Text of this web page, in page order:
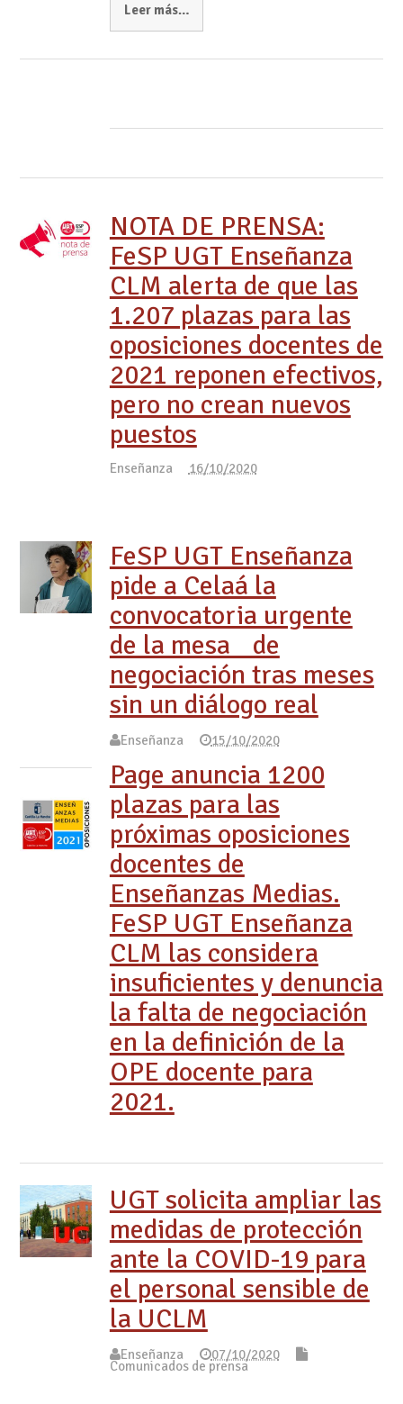
Leer más…
NOTA DE PRENSA:
FeSP UGT Enseñanza
CLM alerta de que las
1.207 plazas para las
oposiciones docentes de
2021 reponen efectivos,
pero no crean nuevos
puestos
Enseñanza 16/10/2020
FeSP UGT Enseñanza
pide a Celaá la
convocatoria urgente
de la mesa de
negociación tras meses
sin un diálogo real
Enseñanza 15/10/2020
Page anuncia 1200
plazas para las
próximas oposiciones
docentes de
Enseñanzas Medias.
FeSP UGT Enseñanza
CLM las considera
insuficientes y denuncia
la falta de negociación
en la definición de la
OPE docente para
2021.
UGT solicita ampliar las
medidas de protección
ante la COVID-19 para
el personal sensible de
la UCLM
Enseñanza 07/10/2020
Comunicados de prensa